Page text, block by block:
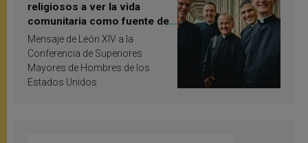
religiosos a ver la vida
comunitaria como fuente de
inspiración y santificación
Mensaje de León XIV a la
Conferencia de Superiores
Mayores de Hombres de los
Estados Unidos